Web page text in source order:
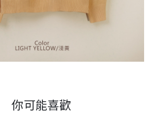
你可能喜歡